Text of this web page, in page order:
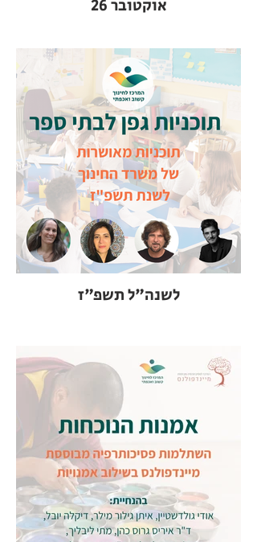
אוקטובר 26
לשנה"ל תשפ"ז